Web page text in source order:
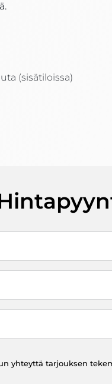
(sisätiloissa)
yhteyttä tarjouksen